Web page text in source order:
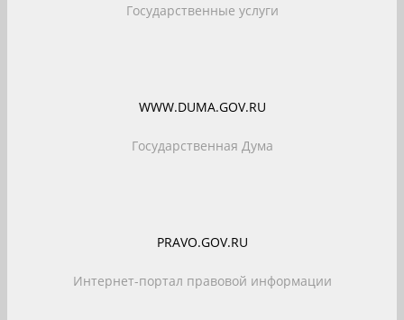
Государственные услуги
WWW.DUMA.GOV.RU
Государственная Дума
PRAVO.GOV.RU
Интернет-портал правовой информации